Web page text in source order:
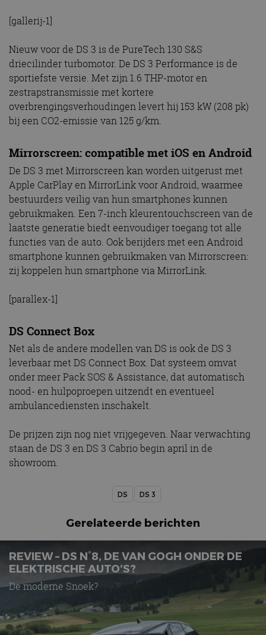
[gallerij-1]
Nieuw voor de DS 3 is de PureTech 130 S&S
driecilinder turbomotor. De DS 3 Performance is de
sportiefste versie. Met zijn 1.6 THP-motor en
zestrapstransmissie met kortere
overbrengingsverhoudingen levert hij 153 kW (208 pk)
bij een CO2-emissie van 125 g/km.
Mirrorscreen: compatible met iOS en Android
De DS 3 met Mirrorscreen kan worden uitgerust met
Apple CarPlay en MirrorLink voor Android, waarmee
bestuurders veilig van hun smartphones kunnen
gebruikmaken. Een 7-inch kleurentouchscreen van de
laatste generatie biedt eenvoudiger toegang tot alle
functies van de auto. Ook berijders met een Android
smartphone kunnen gebruikmaken van Mirrorscreen:
zij koppelen hun smartphone via MirrorLink.
[parallex-1]
DS Connect Box
Net als de andere modellen van DS is ook de DS 3
leverbaar met DS Connect Box. Dat systeem omvat
onder meer Pack SOS & Assistance, dat automatisch
nood- en hulpoproepen uitzendt en eventueel
ambulancediensten inschakelt.
De prijzen zijn nog niet vrijgegeven. Naar verwachting
staan de DS 3 en DS 3 Cabrio begin april in de
showroom.
DS DS 3
Gerelateerde berichten
REVIEW – DS N°8, DE VAN GOGH ONDER DE
ELEKTRISCHE AUTO’S?
De moderne Snoek?